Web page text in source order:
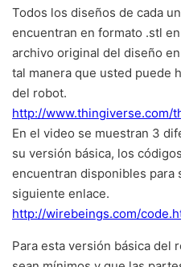
Todos los diseños de cada
encuentran en formato .stl
archivo original del diseño
tal manera que usted puede
del robot.
http://www.thingiverse.com/
En el video se muestran 3
su versión básica, los
encuentran disponibles para
siguiente enlace.
http://wirebeings.com/
Para esta versión básica del